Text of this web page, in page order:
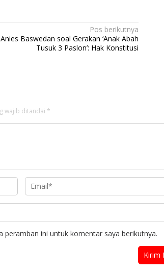
Pos berikutnya
Anies Baswedan soal Gerakan ‘Anak Abah
Tusuk 3 Paslon’: Hak Konstitusi
wajib ditandai *
peramban ini untuk komentar saya berikutnya.